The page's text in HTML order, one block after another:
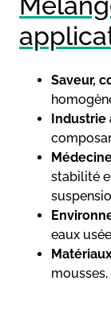
Saveur,
Industrie
stabilité
eaux